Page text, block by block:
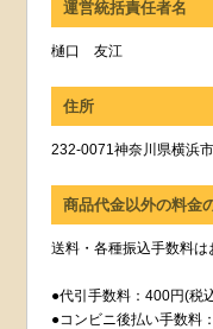
運営統括責任者名
樋口 友江
住所
232-0071神奈川県横浜
商品代金以外の料金
送料・各種振込手数料は
●代引手数料：400円(税
●コンビニ後払い手数料